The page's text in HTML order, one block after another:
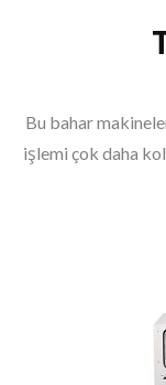
Bu bahar
işlemi çok daha